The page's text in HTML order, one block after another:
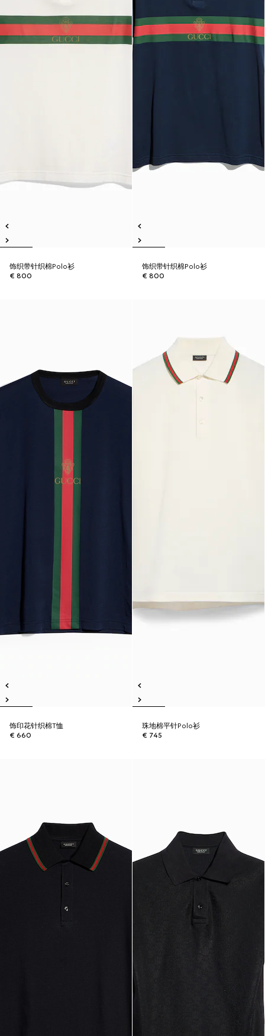
饰织带针织棉Polo衫
€ 800
饰织带针织棉Polo衫
€ 800
饰印花针织棉T恤
€ 660
珠地棉平针Polo衫
€ 745